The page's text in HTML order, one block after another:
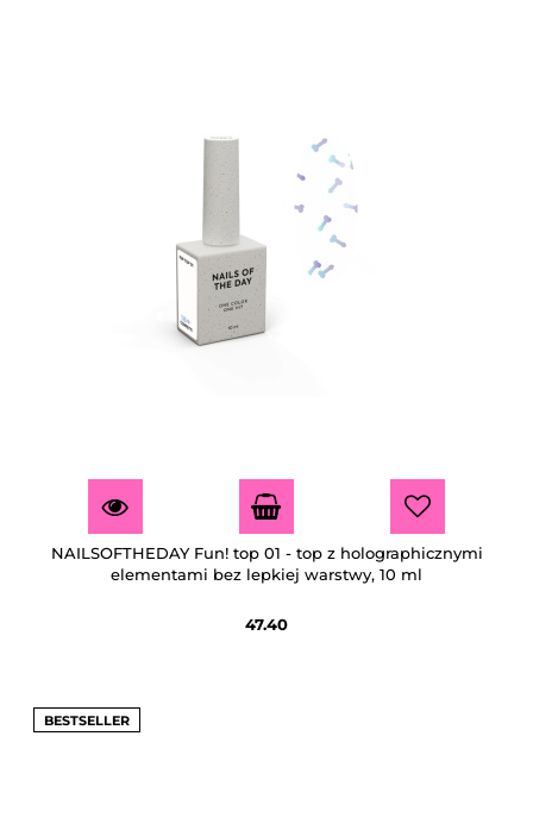
NAILSOFTHEDAY Fun! top 01 - top z holographicznymi
elementami bez lepkiej warstwy, 10 ml
47.40
BESTSELLER